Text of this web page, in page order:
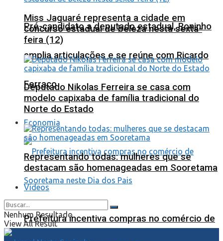
Pré-candidato a deputado estadual, Roninho
amplia articulações e se reúne com Ricardo
Ferraço
Economia
Prefeitura incentiva compras no comércio de
Miss Jaguaré representa a cidade em
concurso estadual de beleza nesta sexta-
feira (12)
Deputado Nikolas Ferreira se casa com
modelo capixaba de família tradicional do
Norte do Estado
Representando todas: mulheres que se
destacam são homenageadas em Sooretama
Videos
Nenhum Resultado
View All Result